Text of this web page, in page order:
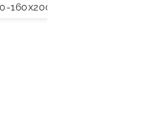
160x200cm